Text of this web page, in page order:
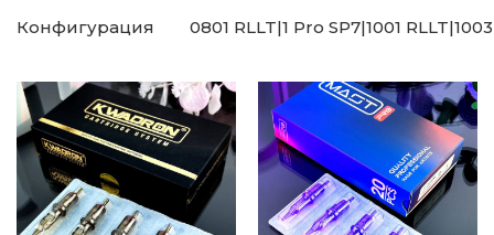
Конфигурация 0801 RLLT|1 Pro SP7|1001